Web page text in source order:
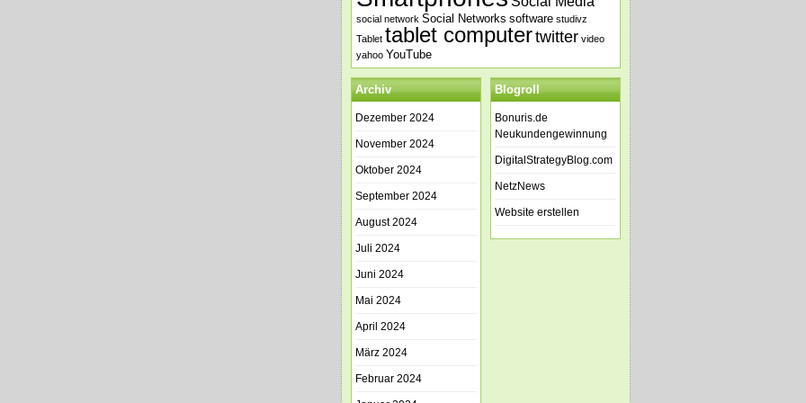
social network Social Networks software studivz
Tablet tablet computertwitter video
yahoo YouTube
Archiv
Dezember 2024
November 2024
Oktober 2024
September 2024
August 2024
Juli 2024
Juni 2024
Mai 2024
April 2024
März 2024
Februar 2024
Blogroll
Bonuris.de
Neukundengewinnung
DigitalStrategyBlog.com
NetzNews
Website erstellen